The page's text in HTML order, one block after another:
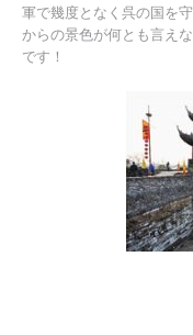
軍で幾度となく呉の国を
からの景色が何とも言え
です！